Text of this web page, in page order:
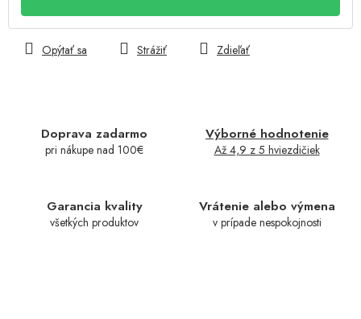
Doprava zadarmo
pri nákupe nad 100€
Výborné hodnotenie
Až 4,9 z 5 hviezdičiek
Garancia kvality
všetkých produktov
Vrátenie alebo výmena
v prípade nespokojnosti
Opýtať sa Strážiť Zdieľať